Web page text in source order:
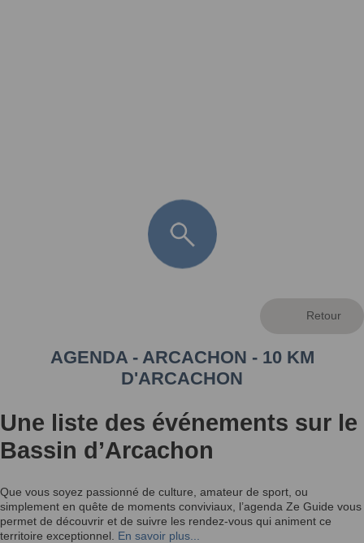
AGENDA - ARCACHON - 10 KM
D'ARCACHON
Une liste des événements sur le
Bassin d’Arcachon
Que vous soyez passionné de culture, amateur de sport, ou
simplement en quête de moments conviviaux, l’agenda Ze Guide vous
permet de découvrir et de suivre les rendez-vous qui animent ce
territoire exceptionnel. En savoir plus...